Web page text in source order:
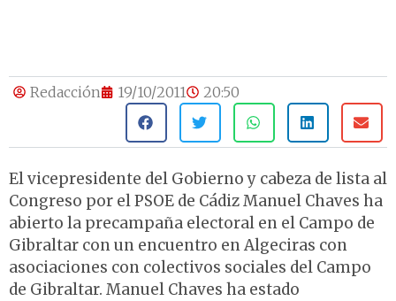
Redacción 19/10/2011 20:50
El vicepresidente del Gobierno y cabeza de lista al
Congreso por el PSOE de Cádiz Manuel Chaves ha
abierto la precampaña electoral en el Campo de
Gibraltar con un encuentro en Algeciras con
asociaciones con colectivos sociales del Campo
de Gibraltar. Manuel Chaves ha estado